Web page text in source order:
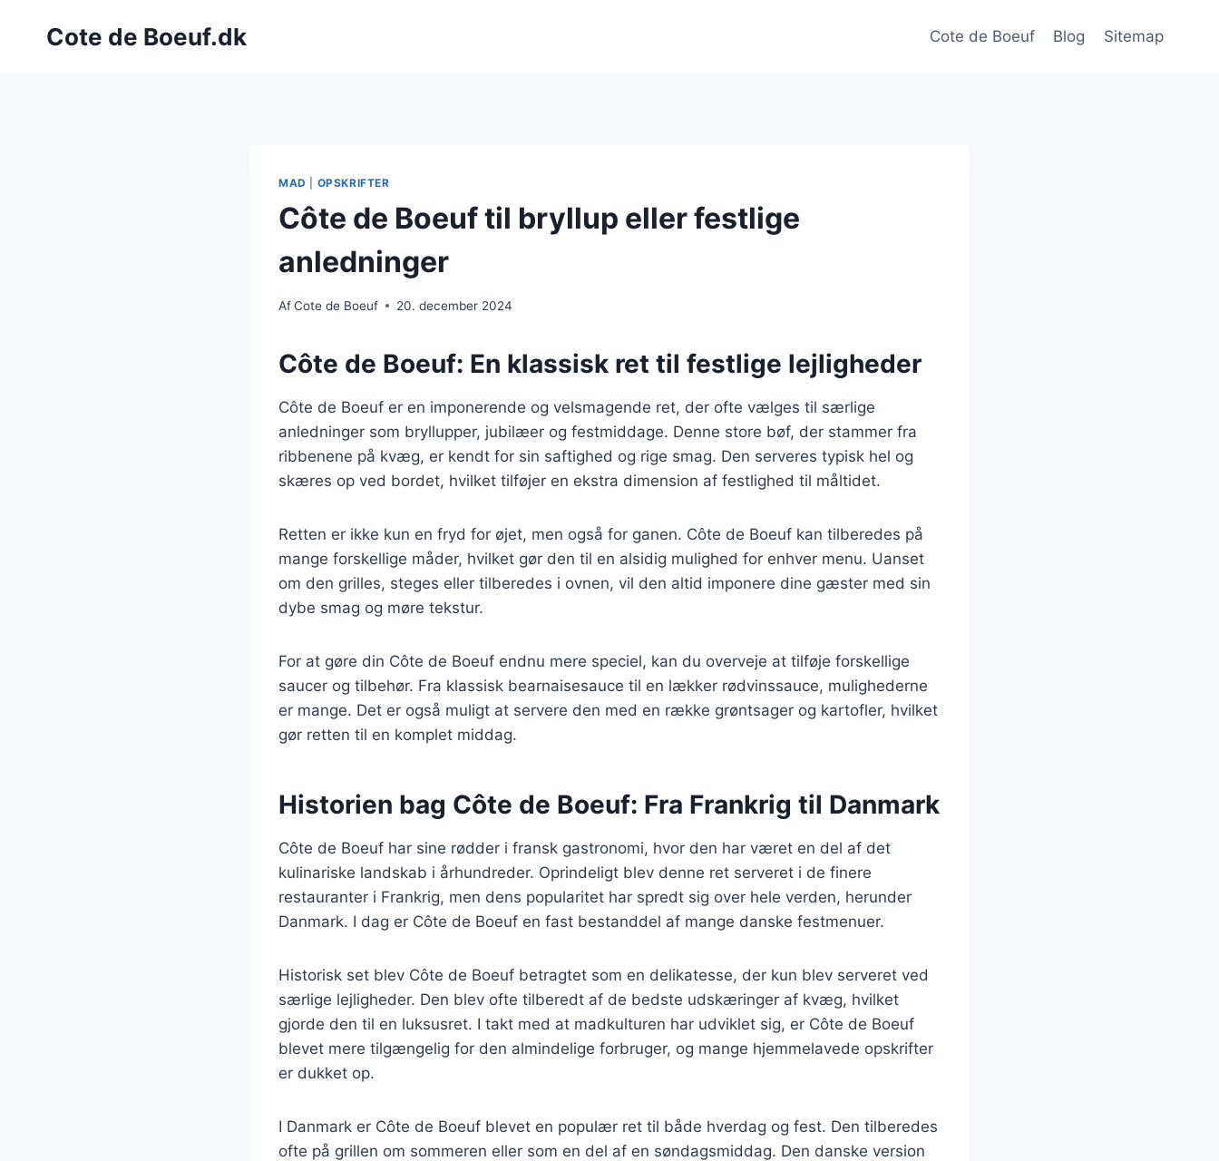
Cote de Boeuf.dk Cote de Boeuf Blog Sitemap
MAD OPSKRIFTER
Côte de Boeuf til bryllup eller festlige
anledninger
AfCote de Boeuf 20. december 2024
Côte de Boeuf: En klassisk ret til festlige lejligheder
Côte de Boeuf er en imponerende og velsmagende ret, der ofte vælges til særlige
anledninger som bryllupper, jubilæer og festmiddage. Denne store bøf, der stammer fra
ribbenene på kvæg, er kendt for sin saftighed og rige smag. Den serveres typisk hel og
skæres op ved bordet, hvilket tilføjer en ekstra dimension af festlighed til måltidet.
Retten er ikke kun en fryd for øjet, men også for ganen. Côte de Boeuf kan tilberedes på
mange forskellige måder, hvilket gør den til en alsidig mulighed for enhver menu. Uanset
om den grilles, steges eller tilberedes i ovnen, vil den altid imponere dine gæster med sin
dybe smag og møre tekstur.
For at gøre din Côte de Boeuf endnu mere speciel, kan du overveje at tilføje forskellige
saucer og tilbehør. Fra klassisk bearnaisesauce til en lækker rødvinssauce, mulighederne
er mange. Det er også muligt at servere den med en række grøntsager og kartofler, hvilket
gør retten til en komplet middag.
Historien bag Côte de Boeuf: Fra Frankrig til Danmark
Côte de Boeuf har sine rødder i fransk gastronomi, hvor den har været en del af det
kulinariske landskab i århundreder. Oprindeligt blev denne ret serveret i de finere
restauranter i Frankrig, men dens popularitet har spredt sig over hele verden, herunder
Danmark. I dag er Côte de Boeuf en fast bestanddel af mange danske festmenuer.
Historisk set blev Côte de Boeuf betragtet som en delikatesse, der kun blev serveret ved
særlige lejligheder. Den blev ofte tilberedt af de bedste udskæringer af kvæg, hvilket
gjorde den til en luksusret. I takt med at madkulturen har udviklet sig, er Côte de Boeuf
blevet mere tilgængelig for den almindelige forbruger, og mange hjemmelavede opskrifter
er dukket op.
I Danmark er Côte de Boeuf blevet en populær ret til både hverdag og fest. Den tilberedes
ofte på grillen om sommeren eller som en del af en søndagsmiddag. Den danske version